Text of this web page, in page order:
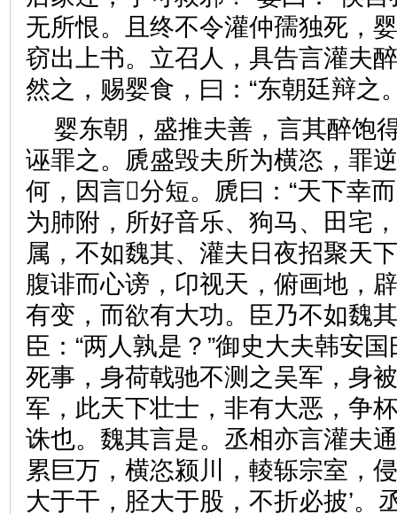
无所恨。且终不令灌仲孺独死，
窃出上书。立召人，具告言灌夫
然之，赐婴食，曰：“东朝廷
婴东朝，盛推夫善，言其醉饱
诬罪之。虒盛毁夫所为横恣，罪
何，因言分短。虒曰：“天下幸
为肺附，所好音乐、狗马、田宅
属，不如魏其、灌夫日夜招聚天
腹诽而心谤，卬视天，俯画地，
有变，而欲有大功。臣乃不如魏
臣：“两人孰是？”御史大夫韩安
死事，身荷戟驰不测之吴军，身
军，此天下壮士，非有大恶，争
诛也。魏其言是。丞相亦言灌夫
累巨万，横恣颍川，輘轹宗室，
大于干，胫大于股，不折必披’。